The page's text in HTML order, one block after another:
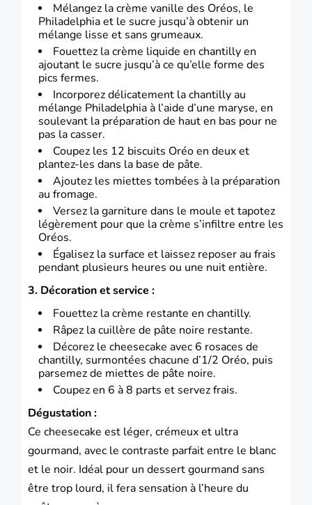
Mélangez la crème vanille des Oréos, le
Philadelphia et le sucre jusqu’à obtenir un
mélange lisse et sans grumeaux.
Fouettez la crème liquide en chantilly en
ajoutant le sucre jusqu’à ce qu’elle forme des
pics fermes.
Incorporez délicatement la chantilly au
mélange Philadelphia à l’aide d’une maryse, en
soulevant la préparation de haut en bas pour ne
pas la casser.
Coupez les 12 biscuits Oréo en deux et
plantez-les dans la base de pâte.
Ajoutez les miettes tombées à la préparation
au fromage.
Versez la garniture dans le moule et tapotez
légèrement pour que la crème s’infiltre entre les
Oréos.
Égalisez la surface et laissez reposer au frais
pendant plusieurs heures ou une nuit entière.
3. Décoration et service :
Fouettez la crème restante en chantilly.
Râpez la cuillère de pâte noire restante.
Décorez le cheesecake avec 6 rosaces de
chantilly, surmontées chacune d’1/2 Oréo, puis
parsemez de miettes de pâte noire.
Coupez en 6 à 8 parts et servez frais.
Dégustation :
Ce cheesecake est léger, crémeux et ultra
gourmand, avec le contraste parfait entre le blanc
et le noir. Idéal pour un dessert gourmand sans
être trop lourd, il fera sensation à l’heure du